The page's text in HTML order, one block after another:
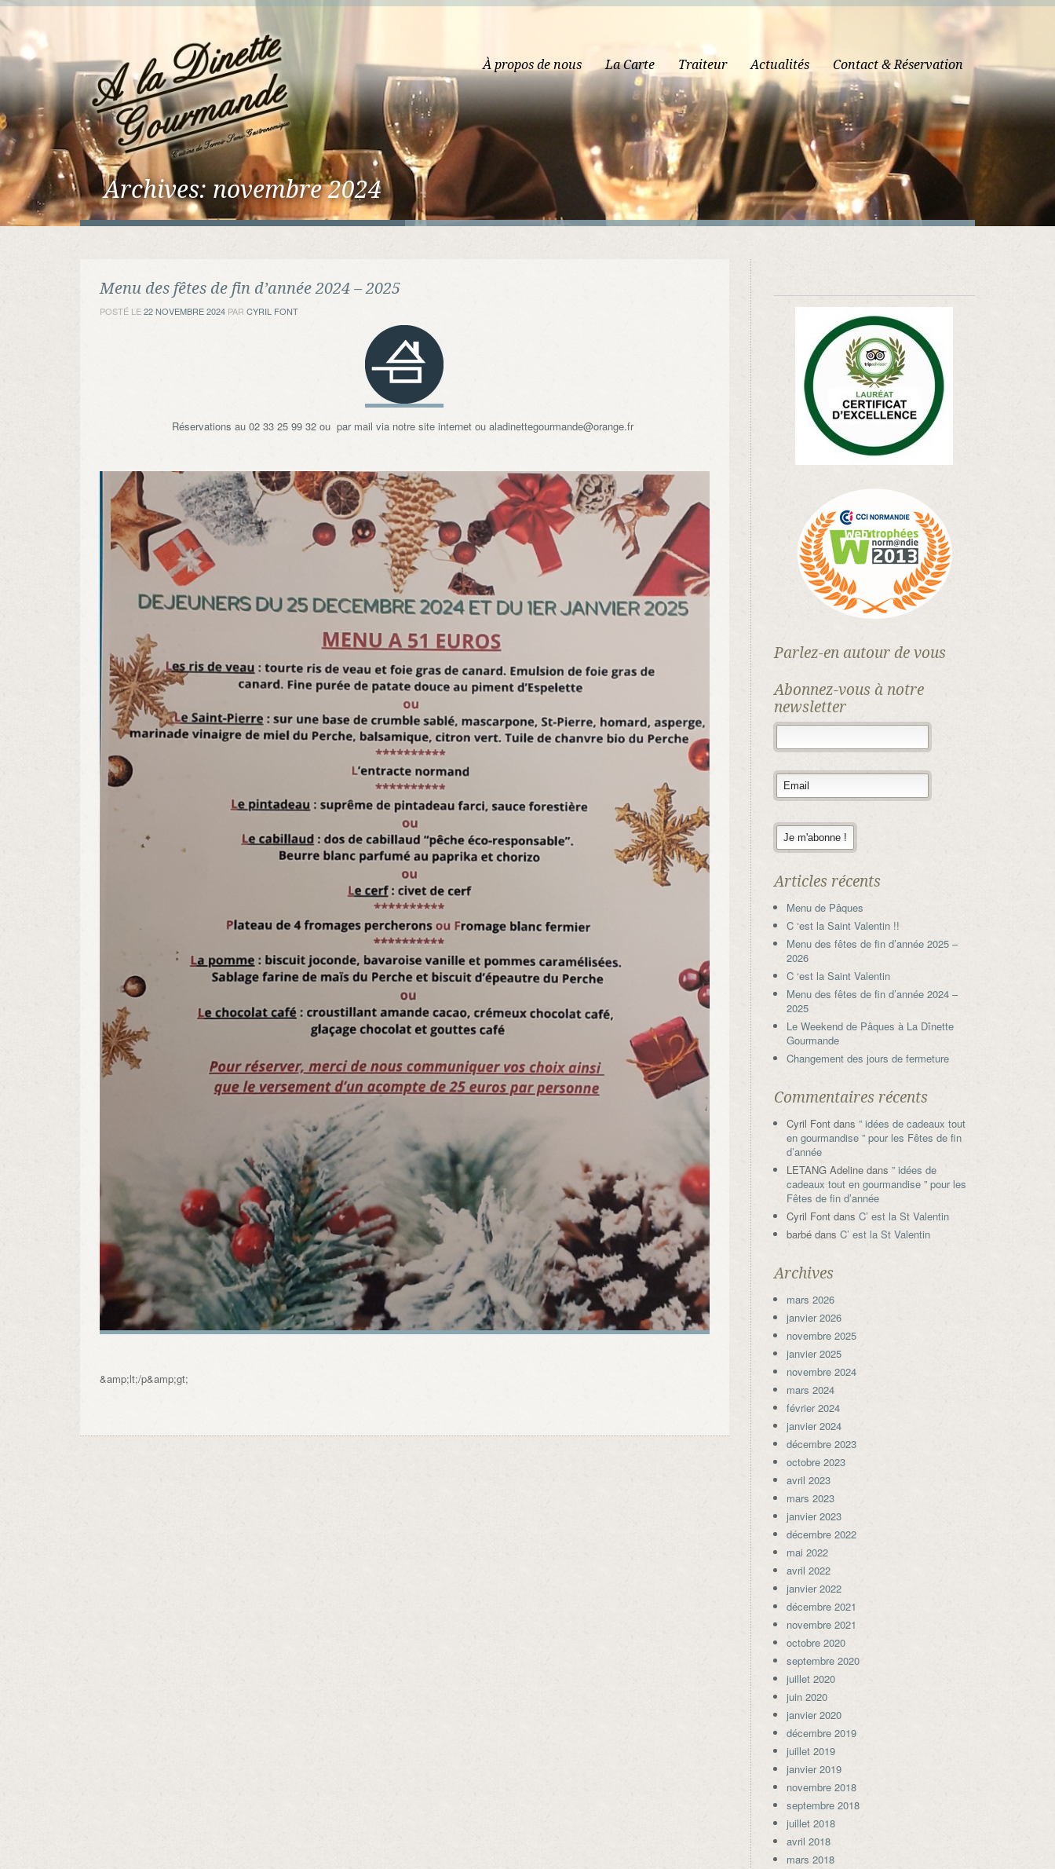
À propos de nous La Carte Traiteur Actualités Contact & Réservation
Archives:novembre 2024
Menu des fêtes de fin d’année 2024 – 2025
POSTÉ LE22 NOVEMBRE 2024 PAR CYRIL FONT
Réservations au 02 33 25 99 32 ou par mail via notre site internet ou aladinettegourmande@orange.fr
&amp;lt;/p&amp;gt;
Parlez-en autour de vous
Abonnez-vous à notre
newsletter
Articles récents
Menu de Pâques
C ‘est la Saint Valentin !!
Menu des fêtes de fin d’année 2025 –
2026
C ‘est la Saint Valentin
Menu des fêtes de fin d’année 2024 –
2025
Le Weekend de Pâques à La Dînette
Gourmande
Changement des jours de fermeture
Commentaires récents
Cyril Fontdans ” idées de cadeaux tout
en gourmandise ” pour les Fêtes de fin
d’année
LETANG Adelinedans ” idées de
cadeaux tout en gourmandise ” pour les
Fêtes de fin d’année
Cyril Fontdans C’ est la St Valentin
barbédans C’ est la St Valentin
Archives
mars 2026
janvier 2026
novembre 2025
janvier 2025
novembre 2024
mars 2024
février 2024
janvier 2024
décembre 2023
octobre 2023
avril 2023
mars 2023
janvier 2023
décembre 2022
mai 2022
avril 2022
janvier 2022
décembre 2021
novembre 2021
octobre 2020
septembre 2020
juillet 2020
juin 2020
janvier 2020
décembre 2019
juillet 2019
janvier 2019
novembre 2018
septembre 2018
juillet 2018
avril 2018
mars 2018